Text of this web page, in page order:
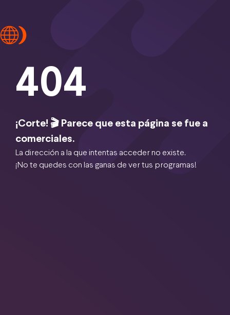
404
¡Corte! 🎬 Parece que esta página se fue a
comerciales.
La dirección a la que intentas acceder no existe.
¡No te quedes con las ganas de ver tus programas!